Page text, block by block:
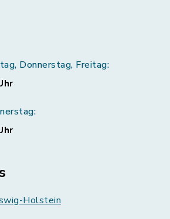
Donnerstag, Freitag:
Holstein